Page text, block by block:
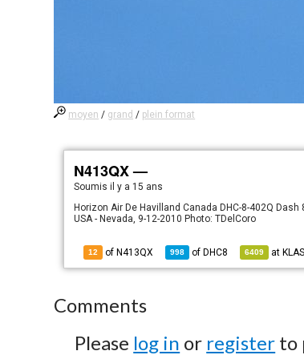
moyen / grand / plein format
N413QX —
Soumisil y a 15 ans
Horizon Air De Havilland Canada DHC-8-402Q
USA - Nevada, 9-12-2010 Photo: TDelCoro
12 of N413QX 998 of DHC8 6409 at KLAS
Comments
Please log in or register to